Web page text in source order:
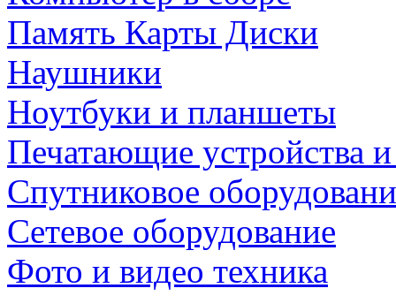
Память Карты Диски
Наушники
Ноутбуки и планшеты
Печатающие устройства
Спутниковое
Сетевое оборудование
Фото и видео техника